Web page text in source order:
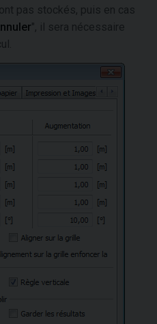
pas stockés, puis en cas
", il sera nécessaire